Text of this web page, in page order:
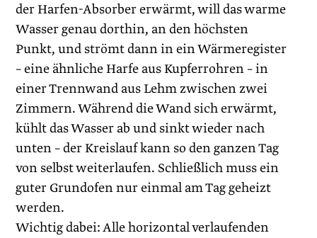
der Harfen-Absorber erwärmt, will das warme
Wasser genau dorthin, an den höchsten
Punkt, und strömt dann in ein Wärmeregister
– eine ähnliche Harfe aus Kupferrohren – in
einer Trennwand aus Lehm zwischen zwei
Zimmern. Während die Wand sich erwärmt,
kühlt das Wasser ab und sinkt wieder nach
unten – der Kreislauf kann so den ganzen Tag
von selbst weiterlaufen. Schließlich muss ein
guter Grundofen nur einmal am Tag geheizt
werden.
Wichtig dabei: Alle horizontal verlaufenden